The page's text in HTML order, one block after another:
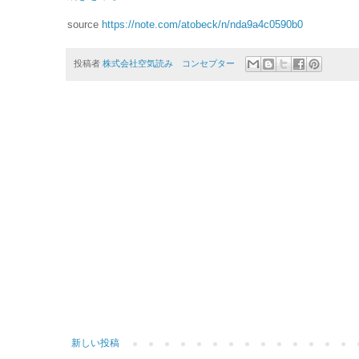
source https://note.com/atobeck/n/nda9a4c0590b0
投稿者 株式会社空気読み コンセプター
新しい投稿